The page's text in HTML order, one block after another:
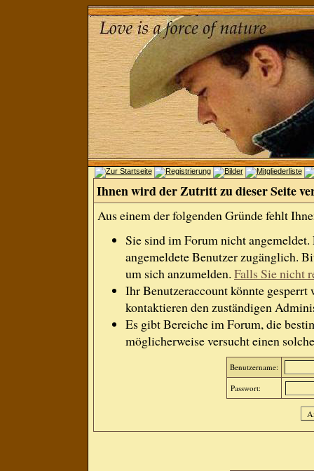
Ihnen wird der Zutritt zu dieser Seite
Aus einem der folgenden Gründe fehlt
Sie sind im Forum nicht
angemeldete Benutzer zugänglich.
um sich anzumelden. Falls Sie nicht
Ihr Benutzeraccount könnte gesperrt
kontaktieren den zuständigen
Es gibt Bereiche im Forum, die
möglicherweise versucht einen
Benutzername:
Passwort: